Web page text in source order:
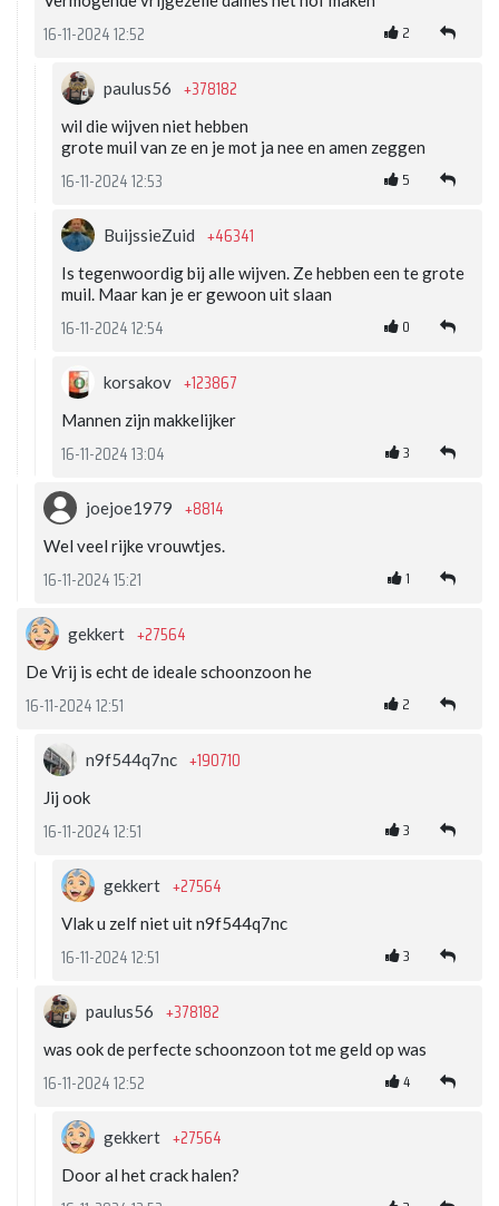
16-11-2024 12:52 2
paulus56 +378182
wil die wijven niet hebben
grote muil van ze en je mot ja nee en amen zeggen
16-11-2024 12:53 5
BuijssieZuid +46341
Is tegenwoordig bij alle wijven. Ze hebben een te grote
muil. Maar kan je er gewoon uit slaan
16-11-2024 12:54 0
korsakov +123867
Mannen zijn makkelijker
16-11-2024 13:04 3
joejoe1979 +8814
Wel veel rijke vrouwtjes.
16-11-2024 15:21 1
gekkert +27564
De Vrij is echt de ideale schoonzoon he
16-11-2024 12:51 2
n9f544q7nc +190710
Jij ook
16-11-2024 12:51 3
gekkert +27564
Vlak u zelf niet uit n9f544q7nc
16-11-2024 12:51 3
paulus56 +378182
was ook de perfecte schoonzoon tot me geld op was
16-11-2024 12:52 4
gekkert +27564
Door al het crack halen?